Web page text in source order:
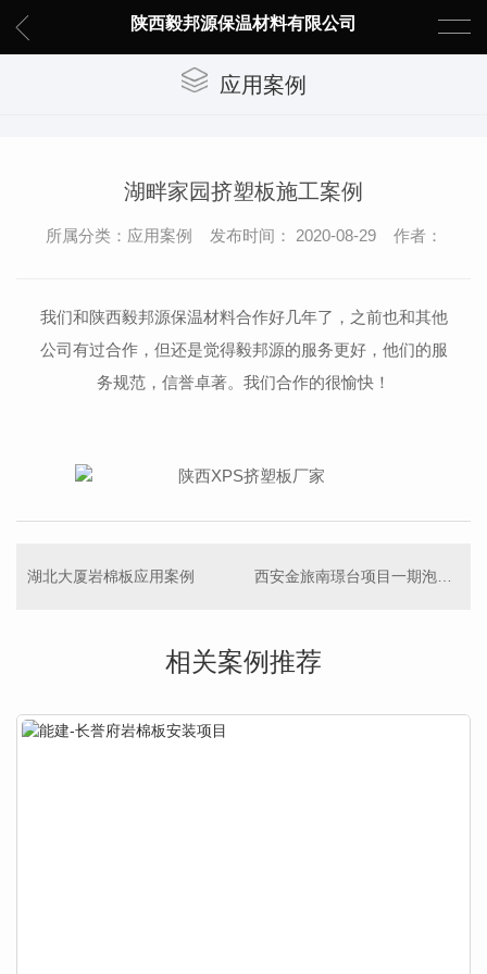
陕西毅邦源保温材料有限公司
应用案例
湖畔家园挤塑板施工案例
所属分类：应用案例 发布时间： 2020-08-29 作者：
我们和陕西毅邦源保温材料合作好几年了，之前也和其他
公司有过合作，但还是觉得毅邦源的服务更好，他们的服
务规范，信誉卓著。我们合作的很愉快！
湖北大厦岩棉板应用案例
相关案例推荐